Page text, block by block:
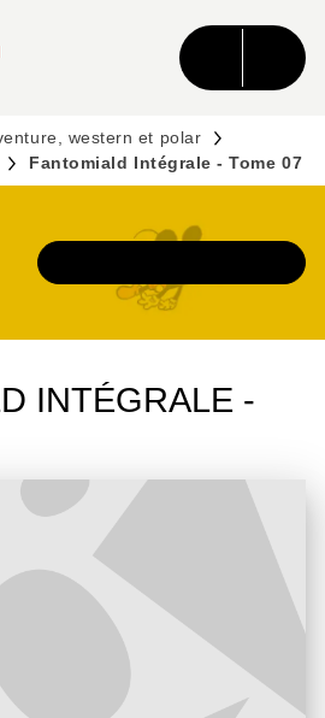
CONTENU
western et polar
Fantomiald Intégrale - Tome 07
INTÉGRALE -